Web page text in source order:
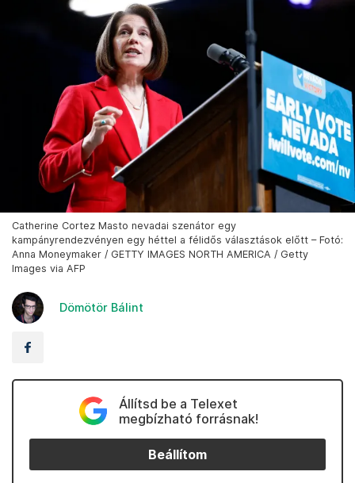
Catherine Cortez Masto nevadai szenátor egy
kampányrendezvényen egy héttel a félidős választások előtt – Fotó:
Anna Moneymaker / GETTY IMAGES NORTH AMERICA / Getty
Images via AFP
Dömötör Bálint
Állítsd be a Telexet
megbízható forrásnak!
Beállítom